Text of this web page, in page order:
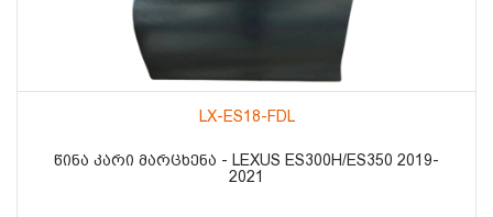
LX-ES18-FDL
ᲬᲘᲜᲐ ᲙᲐᲠᲘ ᲛᲐᲠᲪᲮᲔᲜᲐ - LEXUS ES300H/ES350 2019-
2021